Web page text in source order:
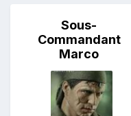
Sous-
Commandant
Marco